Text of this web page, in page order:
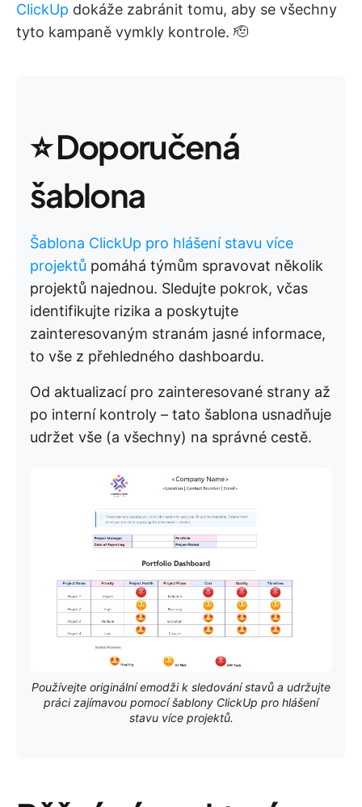
ClickUp dokáže zabránit tomu, aby se všechny
tyto kampaně vymkly kontrole. 🫡
⭐ Doporučená
šablona
Šablona ClickUp pro hlášení stavu více
projektů pomáhá týmům spravovat několik
projektů najednou. Sledujte pokrok, včas
identifikujte rizika a poskytujte
zainteresovaným stranám jasné informace,
to vše z přehledného dashboardu.
Od aktualizací pro zainteresované strany až
po interní kontroly – tato šablona usnadňuje
udržet vše (a všechny) na správné cestě.
Používejte originální emodži k sledování stavů a udržujte
práci zajímavou pomocí šablony ClickUp pro hlášení
stavu více projektů.